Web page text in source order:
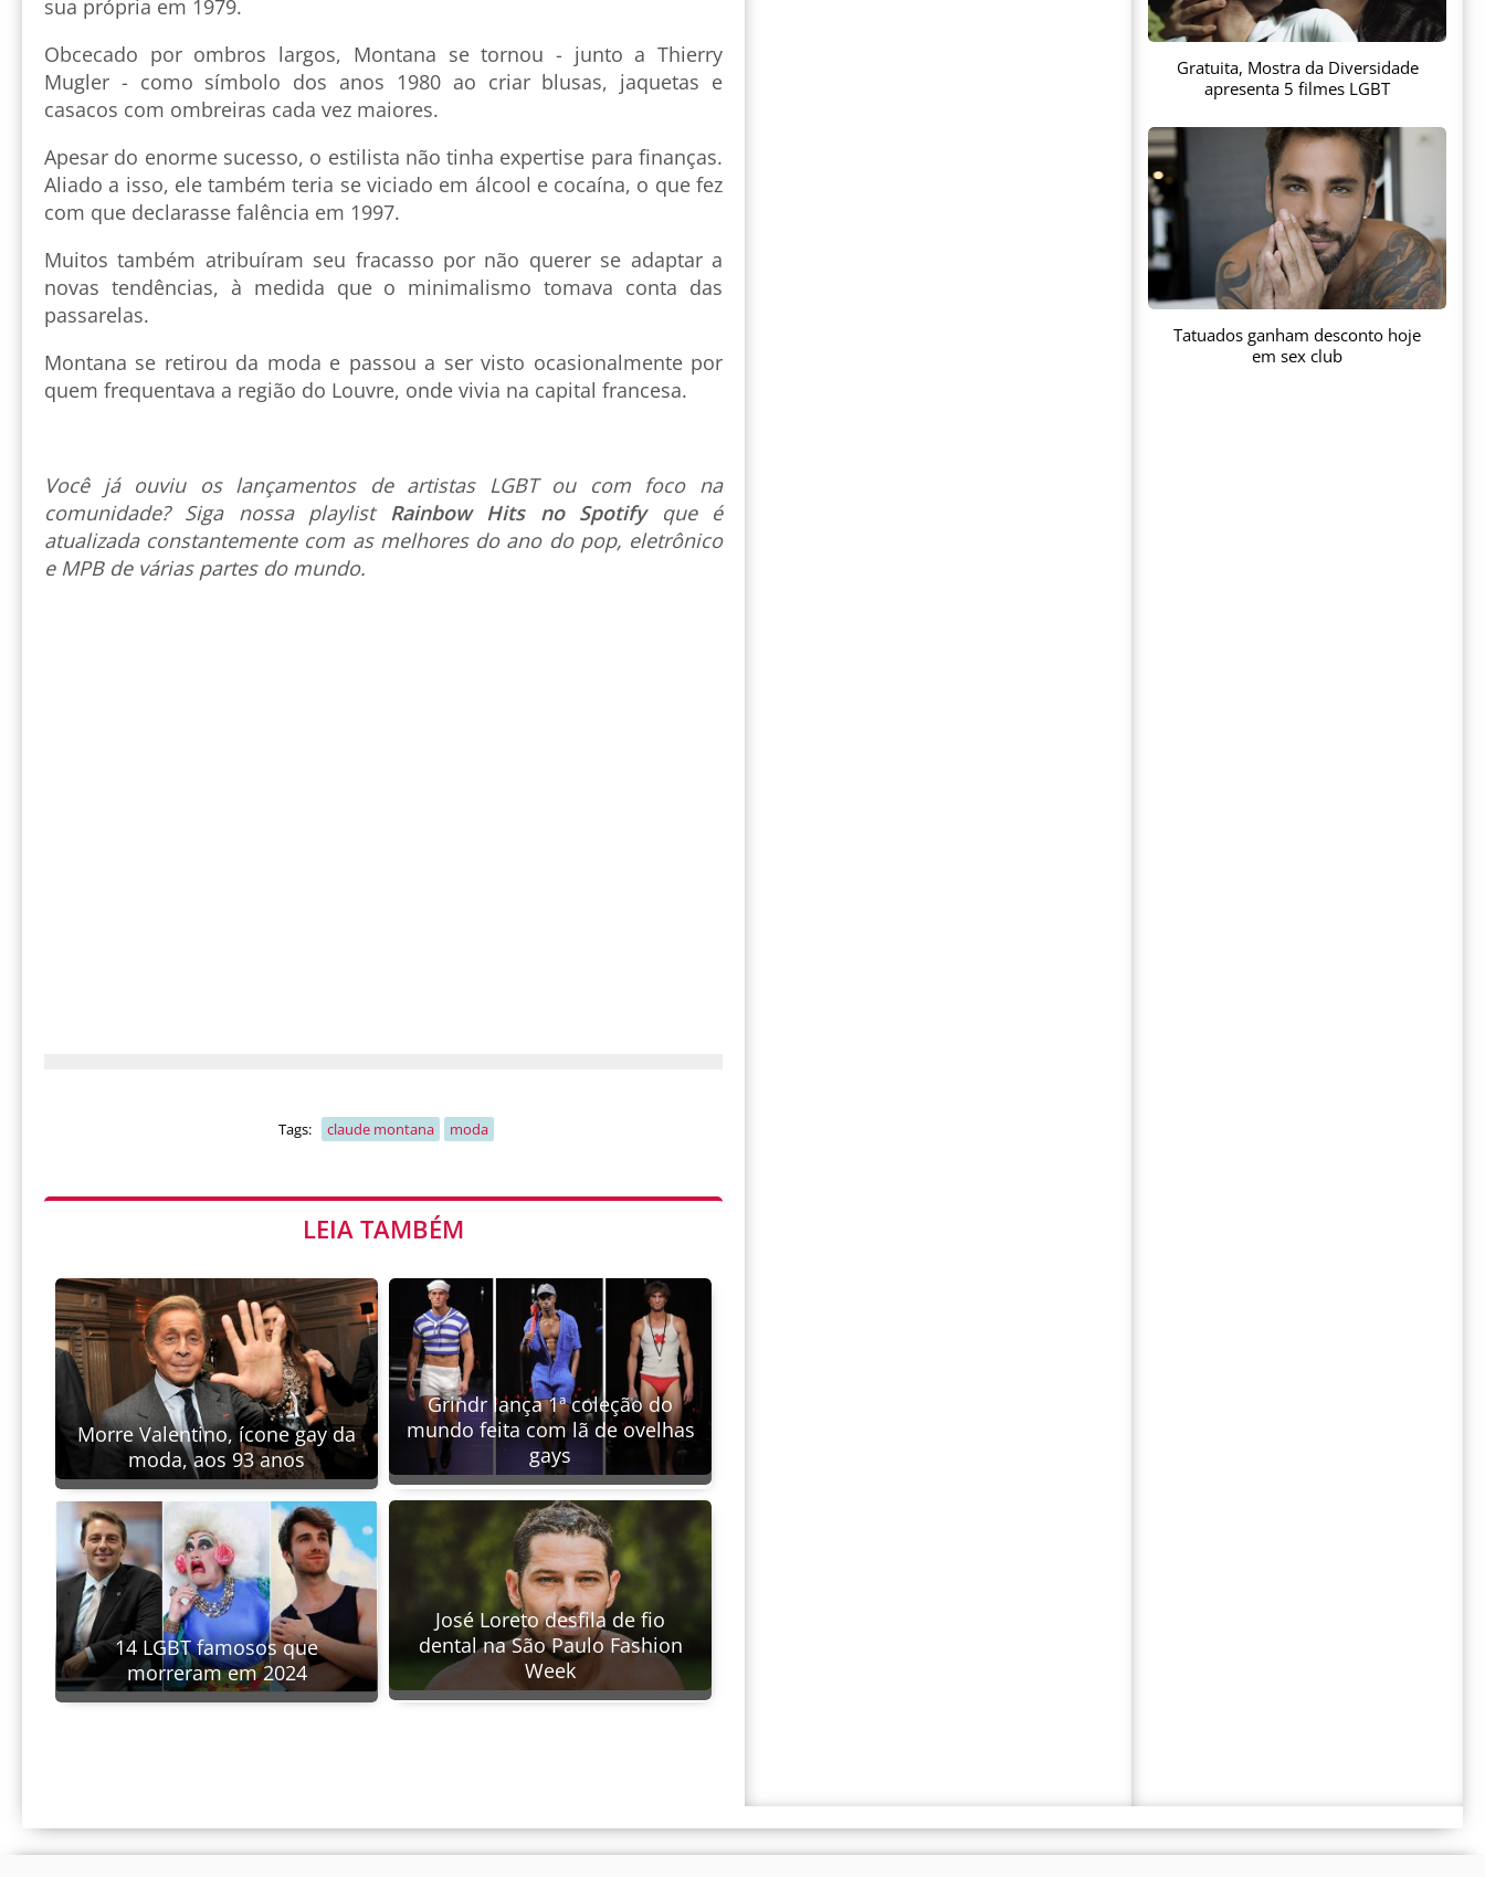
sua própria em 1979.
Obcecado por ombros largos, Montana se tornou - junto a Thierry
Mugler - como símbolo dos anos 1980 ao criar blusas, jaquetas e
casacos com ombreiras cada vez maiores.
Apesar do enorme sucesso, o estilista não tinha expertise para finanças.
Aliado a isso, ele também teria se viciado em álcool e cocaína, o que fez
com que declarasse falência em 1997.
Muitos também atribuíram seu fracasso por não querer se adaptar a
novas tendências, à medida que o minimalismo tomava conta das
passarelas.
Montana se retirou da moda e passou a ser visto ocasionalmente por
quem frequentava a região do Louvre, onde vivia na capital francesa.
Você já ouviu os lançamentos de artistas LGBT ou com foco na
comunidade? Siga nossa playlist Rainbow Hits no Spotify que é
atualizada constantemente com as melhores do ano do pop, eletrônico
e MPB de várias partes do mundo.
Tags: claude montana moda
LEIA TAMBÉM
Morre Valentino, ícone gay da
moda, aos 93 anos
Grindr lança 1ª coleção do
mundo feita com lã de ovelhas
gays
14 LGBT famosos que
morreram em 2024
José Loreto desfila de fio
dental na São Paulo Fashion
Week
Gratuita, Mostra da Diversidade
apresenta 5 filmes LGBT
Tatuados ganham desconto hoje
em sex club